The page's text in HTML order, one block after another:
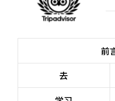
前
去